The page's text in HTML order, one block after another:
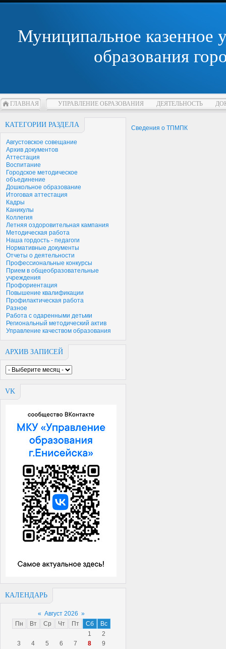
Муниципальное казенное
образования
ГЛАВНАЯ УПРАВЛЕНИЕ ОБРАЗОВАНИЯ ДЕЯТЕЛЬНОСТЬ
КАТЕГОРИИ РАЗДЕЛА
Августовское совещание
Архив документов
Аттестация
Воспитание
Городское методическое
объединение
Дошкольное образование
Итоговая аттестация
Кадры
Каникулы
Коллегия
Летняя оздоровительная кампания
Методическая работа
Наша гордость - педагоги
Нормативные документы
Отчеты о деятельности
Профессиональные конкурсы
Прием в общеобразовательные
учреждения
Профориентация
Повышение квалификации
Профилактическая работа
Разное
Работа с одаренными детьми
Региональный методический актив
Управление качеством образования
АРХИВ ЗАПИСЕЙ
VK
КАЛЕНДАРЬ
« Август 2026 »
Пн
Вт Ср Чт Пт Сб
Вс
1
2
3
4 5 6 7 8
9
Сведения о ТПМПК